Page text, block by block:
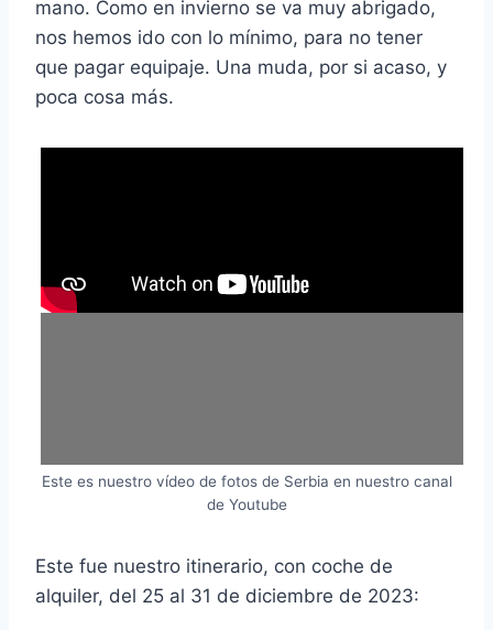
mano. Como en invierno se va muy abrigado,
nos hemos ido con lo mínimo, para no tener
que pagar equipaje. Una muda, por si acaso, y
poca cosa más.
Este es nuestro vídeo de fotos de Serbia en nuestro canal
de Youtube
Este fue nuestro itinerario, con coche de
alquiler, del 25 al 31 de diciembre de 2023: